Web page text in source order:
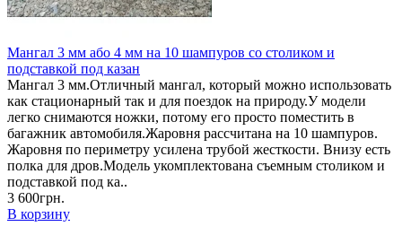
Мангал 3 мм або 4 мм на 10 шампуров со столиком и
подставкой под казан
Мангал 3 мм.Отличный мангал, который можно использовать
как стационарный так и для поездок на природу.У модели
легко снимаются ножки, потому его просто поместить в
багажник автомобиля.Жаровня рассчитана на 10 шампуров.
Жаровня по периметру усилена трубой жесткости. Внизу есть
полка для дров.Модель укомплектована съемным столиком и
подставкой под ка..
3 600грн.
В корзину